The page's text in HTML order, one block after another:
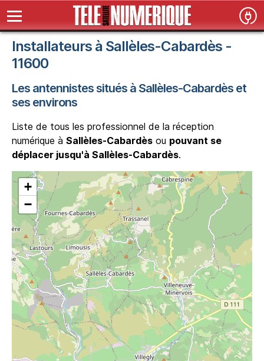
Installateurs à Sallèles-Cabardès -
11600
Les antennistes situés à Sallèles-Cabardès et
ses environs
Liste de tous les professionnel de la réception
numérique à Sallèles-Cabardès ou pouvant se
déplacer jusqu'à Sallèles-Cabardès.
+
−